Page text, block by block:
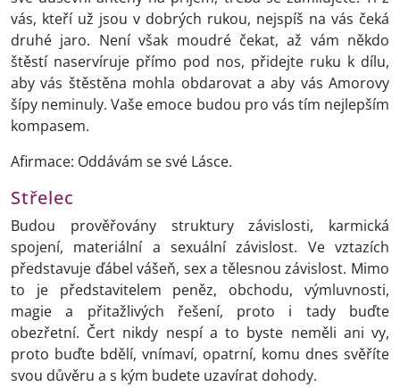
vás, kteří už jsou v dobrých rukou, nejspíš na vás čeká
druhé jaro. Není však moudré čekat, až vám někdo
štěstí naservíruje přímo pod nos, přidejte ruku k dílu,
aby vás štěstěna mohla obdarovat a aby vás Amorovy
šípy neminuly. Vaše emoce budou pro vás tím nejlepším
kompasem.
Afirmace: Oddávám se své Lásce.
Střelec
Budou prověřovány struktury závislosti, karmická
spojení, materiální a sexuální závislost. Ve vztazích
představuje ďábel vášeň, sex a tělesnou závislost. Mimo
to je představitelem peněz, obchodu, výmluvnosti,
magie a přitažlivých řešení, proto i tady buďte
obezřetní. Čert nikdy nespí a to byste neměli ani vy,
proto buďte bdělí, vnímaví, opatrní, komu dnes svěříte
svou důvěru a s kým budete uzavírat dohody.